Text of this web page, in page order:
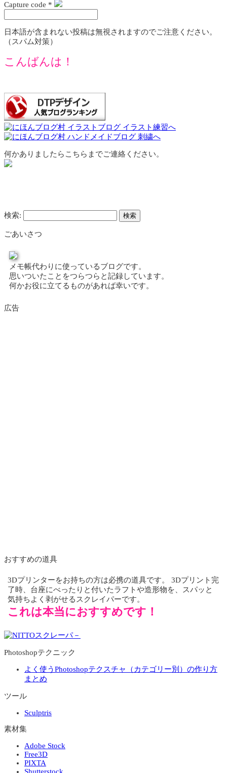
Capture code *
日本語が含まれない投稿は無視されますのでご注意ください。
（スパム対策）
こんばんは！
何かありましたらこちらまでご連絡ください。
検索:
ごあいさつ
メモ帳代わりに使っているブログです。
思いついたことをつらつらと記録しています。
何かお役に立てるものがあれば幸いです。
広告
おすすめの道具
3Dプリンターをお持ちの方は必携の道具です。 3Dプリント完
了時、台座にべったりと付いたラフトや造形物を、スパッと
気持ちよく剥がせるスクレイパーです。
これは本当におすすめです！
Photoshopテクニック
よく使うPhotoshopテクスチャ（カテゴリー別）の作り方
まとめ
ツール
Sculptris
素材集
Adobe Stock
Free3D
PIXTA